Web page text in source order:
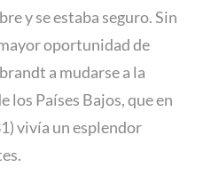
y se estaba seguro. Sin
oportunidad de
a mudarse a la
los Países Bajos, que en
vivía un esplendor